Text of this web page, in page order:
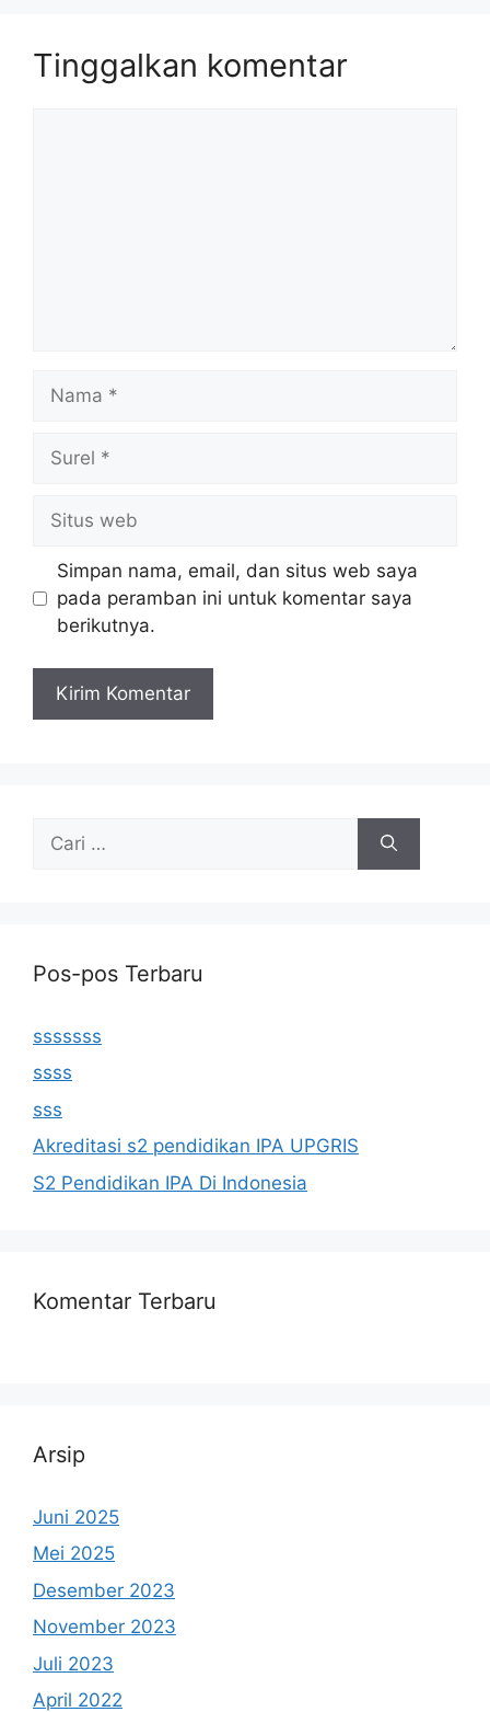
Tinggalkan komentar
Nama
Surel
Situs
web
Simpan nama, email, dan situs web saya
pada peramban ini untuk komentar saya
berikutnya.
untuk:
Pos-pos Terbaru
sssssss
ssss
sss
Akreditasi s2 pendidikan IPA UPGRIS
S2 Pendidikan IPA Di Indonesia
Komentar Terbaru
Arsip
Juni 2025
Mei 2025
Desember 2023
November 2023
Juli 2023
April 2022